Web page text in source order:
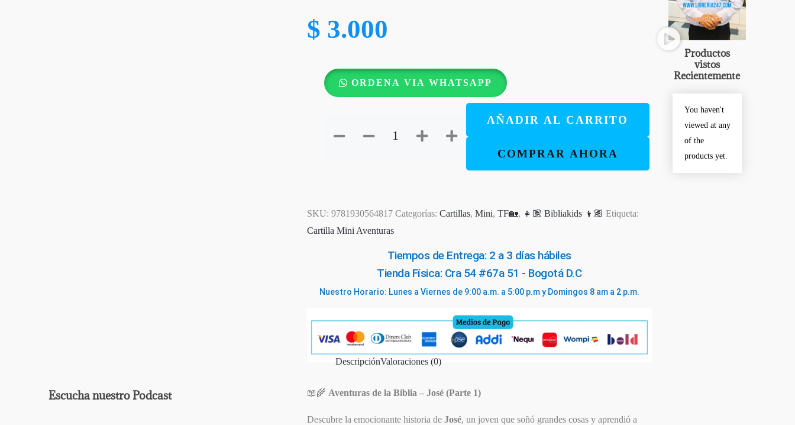
Escucha nuestro Podcast
$ 3.000
ORDENA VIA WHATSAPP
11
-
Colección
AÑADIR AL CARRITO
COMPRAR AHORA
SKU:9781930564817 Categorías:Cartillas,Mini,TF🏡, 👧🏽 Bibliakids 👦🏽 Etiqueta:
Cartilla Mini Aventuras
Tiempos de Entrega: 2 a 3 días hábiles
Tienda Física: Cra 54 #67a 51 - Bogotá D.C
Nuestro Horario: Lunes a Viernes de 9:00 a.m. a 5:00 p.m y Domingos 8 am a 2 p.m.
DescripciónValoraciones (0)
📖🌾 Aventuras de la Biblia – José (Parte 1)
Descubre la emocionante historia deJosé, un joven que soñó grandes cosas y aprendió a
Productos
vistos
Recientemente
You haven't
viewed at any
of the
products yet.